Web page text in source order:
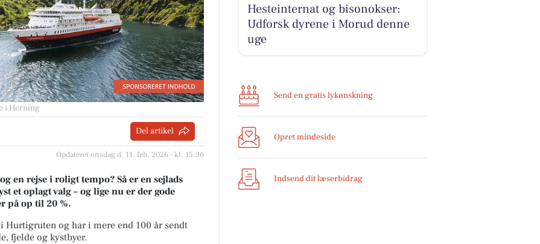
i Herning
Del artikel
Opdateret onsdag d. 11. feb. 2026 - kl. 15:36
en rejse i roligt tempo? Så er en sejlads
et oplagt valg – og lige nu er der gode
på op til 20 %.
Hurtigruten og har i mere end 100 år sendt
fjelde og kystbyer.
Hesteinternat og bisonokser:
Udforsk dyrene i Morud denne
uge
Send en gratis lykønskning
Opret mindeside
Indsend dit læserbidrag